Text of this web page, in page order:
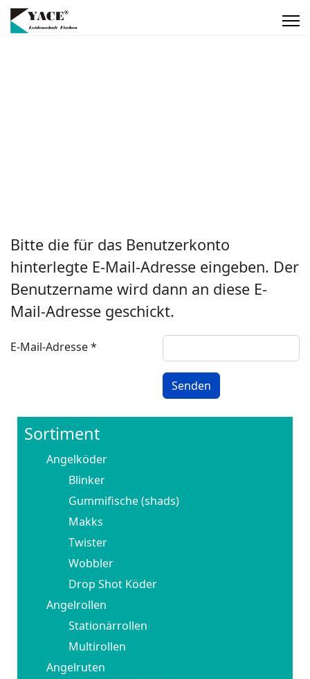
Bitte die für das Benutzerkonto
hinterlegte E-Mail-Adresse eingeben. Der
Benutzername wird dann an diese E-
Mail-Adresse geschickt.
E-Mail-Adresse*
Senden
Sortiment
Angelköder
Blinker
Gummifische (shads)
Makks
Twister
Wobbler
Drop Shot Köder
Angelrollen
Stationärrollen
Multirollen
Angelruten